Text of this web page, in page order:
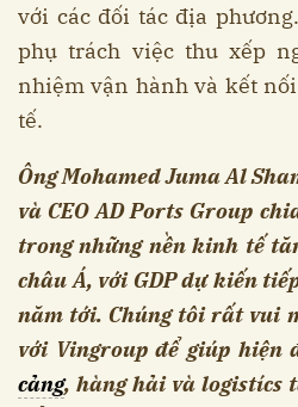
với các đối tác địa
phụ trách việc thu xếp
nhiệm vận hành và kết
tế.
Ông Mohamed Juma Al
và CEO AD Ports Group
trong những nền kinh tế
châu Á, với GDP dự kiến
năm tới. Chúng tôi rất vui
với Vingroup để giúp hiện
cảng, hàng hải và logistícs